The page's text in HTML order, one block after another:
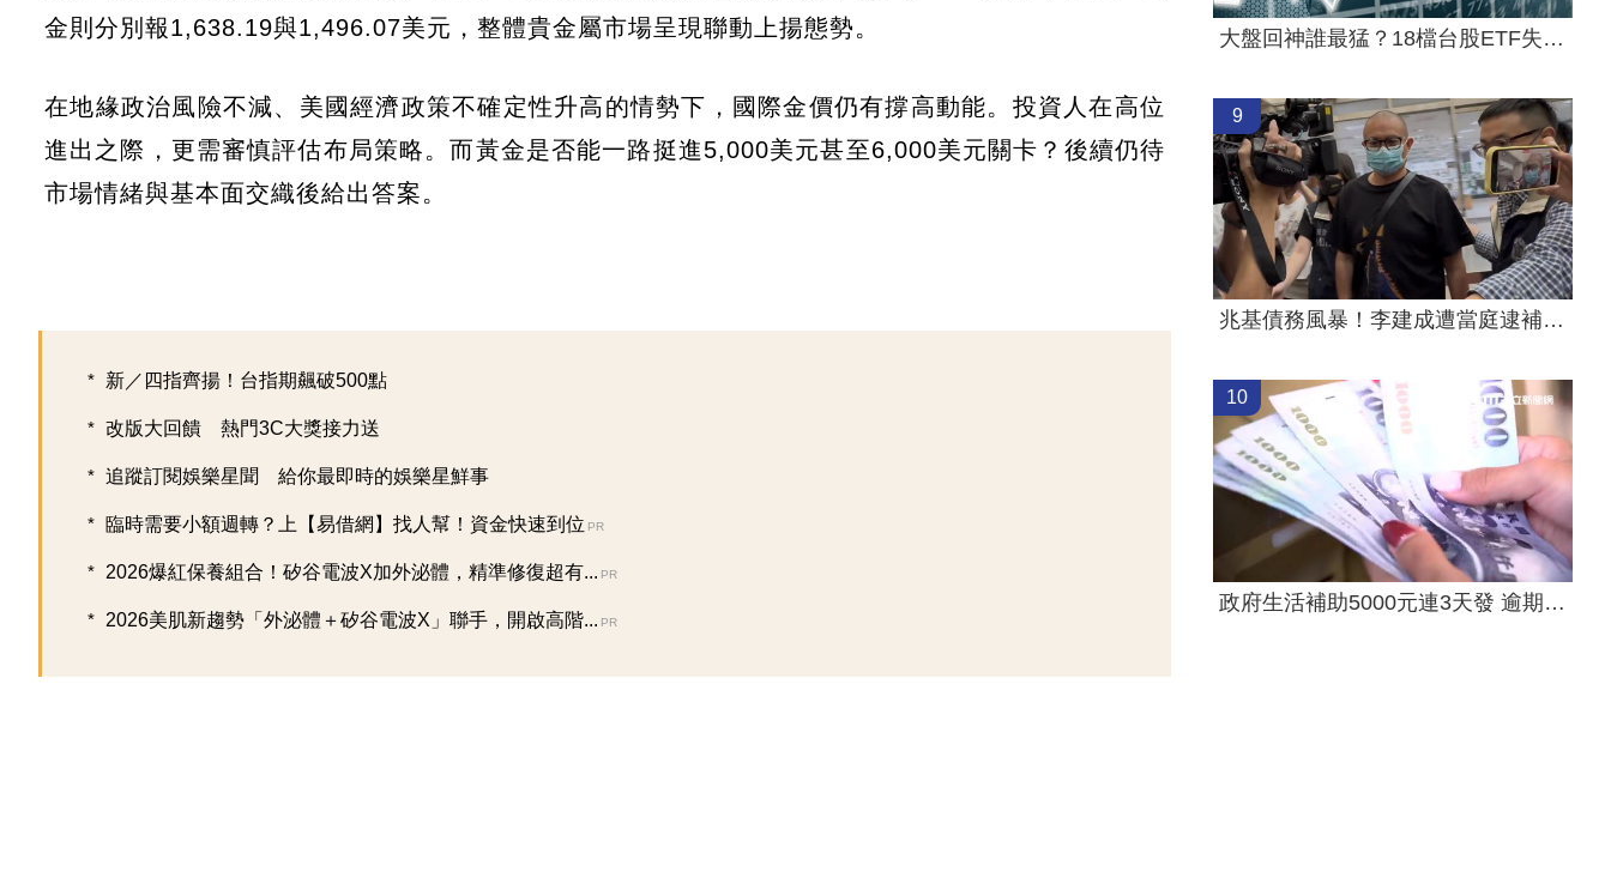
金則分別報1,638.19與1,496.07美元，整體貴金屬市場呈現聯動上揚態勢。
在地緣政治風險不減、美國經濟政策不確定性升高的情勢下，國際金價仍有撐高動能。投資人在高位
進出之際，更需審慎評估布局策略。而黃金是否能一路挺進5,000美元甚至6,000美元關卡？後續仍待
市場情緒與基本面交織後給出答案。
新／四指齊揚！台指期飆破500點
改版大回饋 熱門3C大獎接力送
追蹤訂閱娛樂星聞 給你最即時的娛樂星鮮事
臨時需要小額週轉？上【易借網】找人幫！資金快速到位 PR
2026爆紅保養組合！矽谷電波X加外泌體，精準修復超有... PR
2026美肌新趨勢「外泌體＋矽谷電波X」聯手，開啟高階... PR
大盤回神誰最猛？18檔台股ETF失土收復
9
兆基債務風暴！李建成遭當庭逮補聲押禁見
10
政府生活補助5000元連3天發 逾期視同放棄